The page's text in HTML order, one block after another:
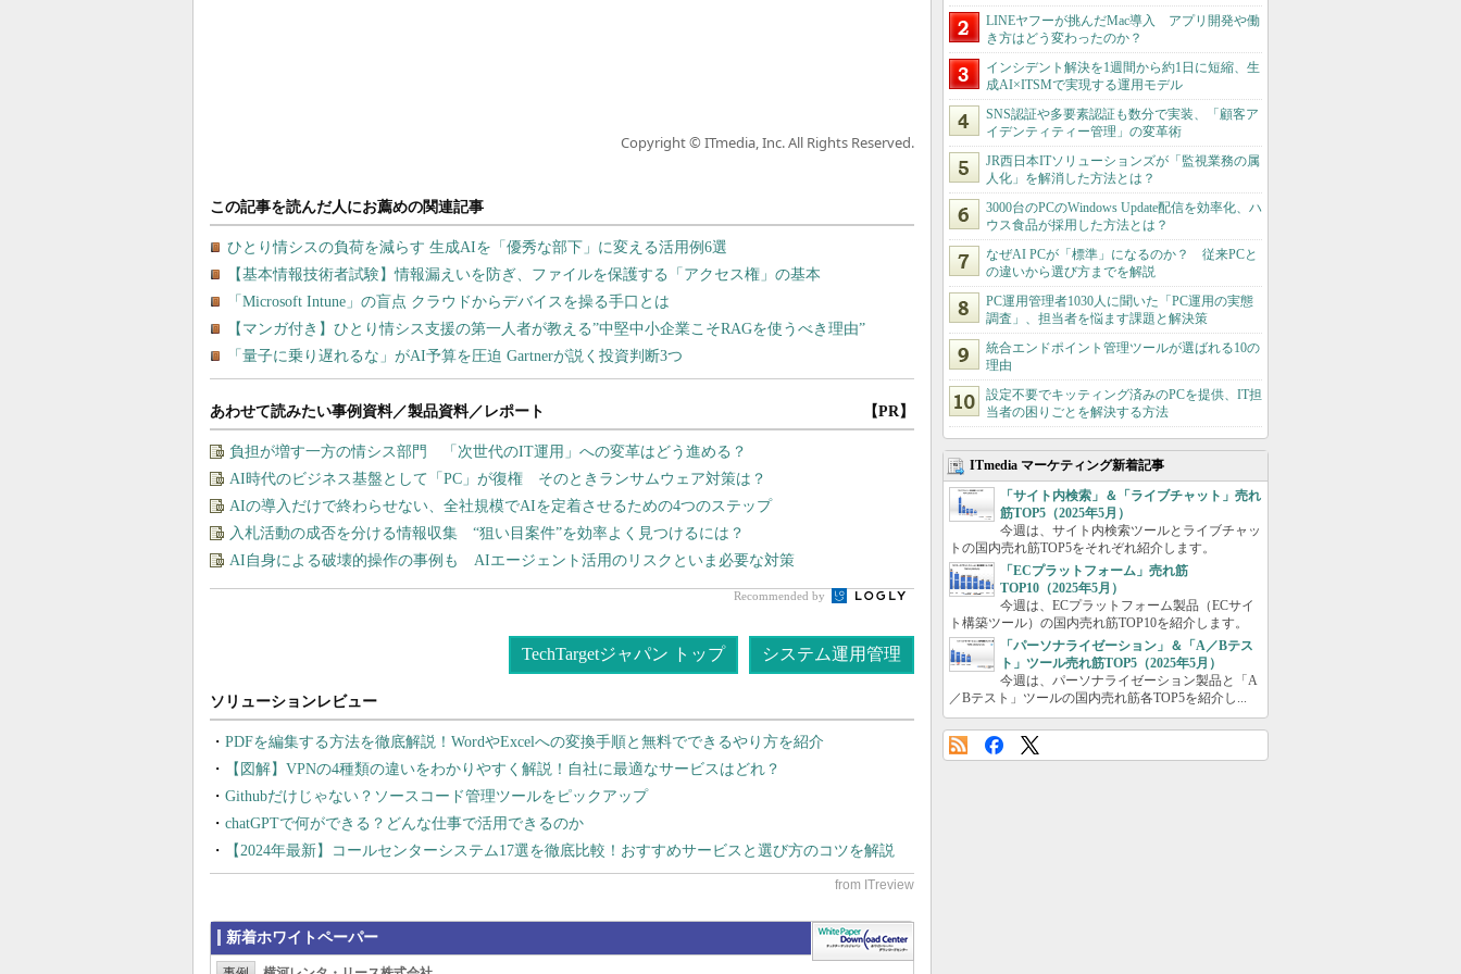
Copyright © ITmedia, Inc. All Rights Reserved.
あわせて読みたい事例資料／製品資料／レポート 【PR】
負担が増す一方の情シス部門 「次世代のIT運用」への変革はどう進める？
AI時代のビジネス基盤として「PC」が復権 そのときランサムウェア対策は？
AIの導入だけで終わらせない、全社規模でAIを定着させるための4つのステップ
入札活動の成否を分ける情報収集 “狙い目案件”を効率よく見つけるには？
AI自身による破壊的操作の事例も AIエージェント活用のリスクといま必要な対策
Recommended by
TechTargetジャパン トップ システム運用管理
PDFを編集する方法を徹底解説！WordやExcelへの変換手順と無料でできるやり方を紹介
【図解】VPNの4種類の違いをわかりやすく解説！自社に最適なサービスはどれ？
Githubだけじゃない？ソースコード管理ツールをピックアップ
chatGPTで何ができる？どんな仕事で活用できるのか
【2024年最新】コールセンターシステム17選を徹底比較！おすすめサービスと選び方のコツを解説
新着ホワイトペーパー
LINEヤフーが挑んだMac導入 アプリ開発や働
き方はどう変わったのか？
インシデント解決を1週間から約1日に短縮、生
成AI×ITSMで実現する運用モデル
SNS認証や多要素認証も数分で実装、「顧客ア
イデンティティー管理」の変革術
JR西日本ITソリューションズが「監視業務の属
人化」を解消した方法とは？
3000台のPCのWindows Update配信を効率化、ハ
ウス食品が採用した方法とは？
なぜAI PCが「標準」になるのか？ 従来PCと
の違いから選び方までを解説
PC運用管理者1030人に聞いた「PC運用の実態
調査」、担当者を悩ます課題と解決策
統合エンドポイント管理ツールが選ばれる10の
理由
設定不要でキッティング済みのPCを提供、IT担
当者の困りごとを解決する方法
ITmedia マーケティング新着記事
「サイト内検索」＆「ライブチャット」売れ
筋TOP5（2025年5月）
今週は、サイト内検索ツールとライブチャッ
トの国内売れ筋TOP5をそれぞれ紹介します。
「ECプラットフォーム」売れ筋
TOP10（2025年5月）
今週は、ECプラットフォーム製品（ECサイ
ト構築ツール）の国内売れ筋TOP10を紹介します。
「パーソナライゼーション」＆「A／Bテス
ト」ツール売れ筋TOP5（2025年5月）
今週は、パーソナライゼーション製品と「A
／Bテスト」ツールの国内売れ筋各TOP5を紹介し...